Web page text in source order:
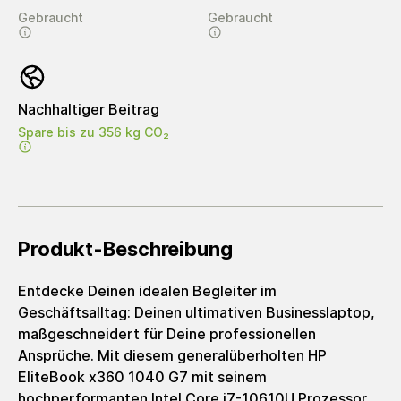
Gebraucht Gebraucht
Nachhaltiger Beitrag
Spare bis zu 356 kg CO₂
Produkt-Beschreibung
Entdecke Deinen idealen Begleiter im
Geschäftsalltag: Deinen ultimativen Businesslaptop,
maßgeschneidert für Deine professionellen
Ansprüche. Mit diesem generalüberholten HP
EliteBook x360 1040 G7 mit seinem